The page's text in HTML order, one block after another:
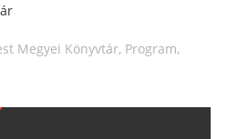
Megyei Könyvtár, Program,